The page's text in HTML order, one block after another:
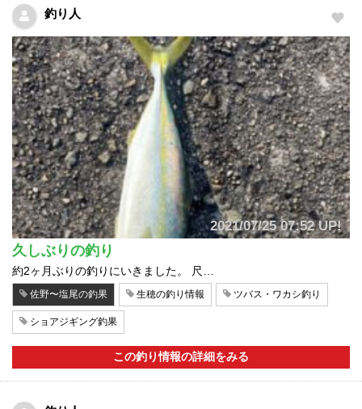
釣り人
2021/07/25 07:52 UP!
久しぶりの釣り
約2ヶ月ぶりの釣りにいきました。 尺…
佐野〜塩尾の釣果 生穂の釣り情報 ツバス・ワカシ釣り
ショアジギング釣果
この釣り情報の詳細をみる